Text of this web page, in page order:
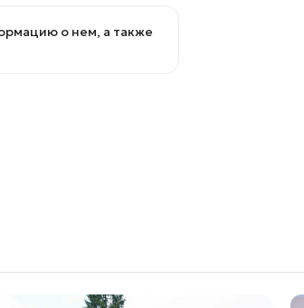
о нем, а также